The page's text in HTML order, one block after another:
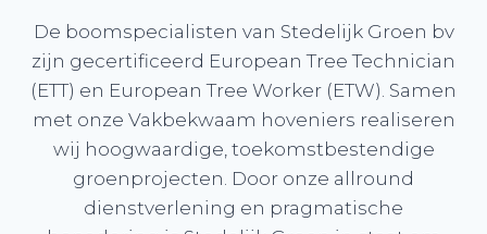
De boomspecialisten van Stedelijk Groen bv
zijn gecertificeerd European Tree Technician
(ETT) en European Tree Worker (ETW). Samen
met onze Vakbekwaam hoveniers realiseren
wij hoogwaardige, toekomstbestendige
groenprojecten. Door onze allround
dienstverlening en pragmatische